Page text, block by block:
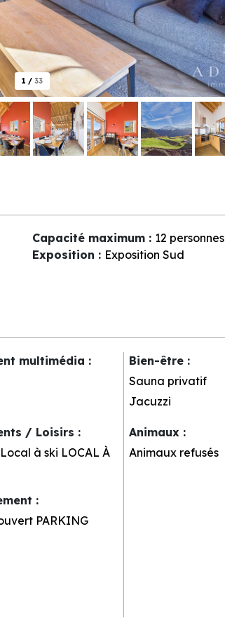
1 / 33
Capacité maximum : 12 personnes
Exposition : Exposition Sud
multimédia :
/ Loisirs :
à ski LOCAL À
:
PARKING
Bien-être :
Sauna privatif
Jacuzzi
Animaux :
Animaux refusés